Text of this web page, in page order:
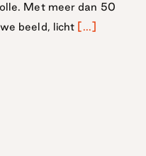
Met meer dan 50
beeld, licht [...]